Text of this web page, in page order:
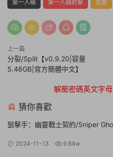
第一人稱
第一人稱射擊 血腥
上一篇
分裂/Split【v0.9.20|容量
5.46GB|官方簡體中文】
解壓密碼英文字
猜你喜歡
狙擊手：幽靈戰士契約/Sniper
文|贈多項修改器】
2024-11-13 9.64w